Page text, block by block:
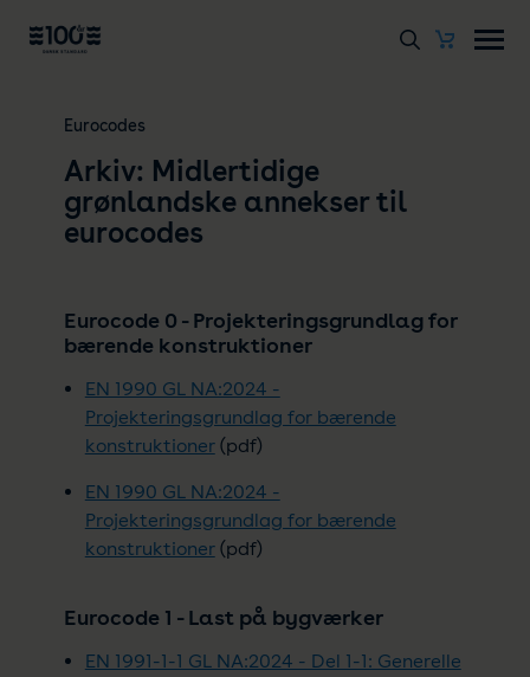
Eurocodes
Arkiv: Midlertidige
grønlandske annekser til
eurocodes
Eurocode 0 - Projekteringsgrundlag for
bærende konstruktioner
EN 1990 GL NA:2024 -
Projekteringsgrundlag for bærende
konstruktioner(pdf)
EN 1990 GL NA:2024 -
Projekteringsgrundlag for bærende
konstruktioner(pdf)
Eurocode 1 - Last på bygværker
EN 1991-1-1 GL NA:2024 - Del 1-1: Generelle